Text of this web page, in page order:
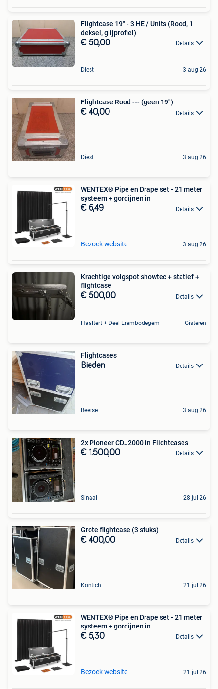
Flightcase 19" - 3 HE / Units (Rood, 1
deksel, glijprofiel)
€ 50,00 Details
Diest 3 aug 26
Flightcase Rood --- (geen 19")
€ 40,00 Details
Diest 3 aug 26
WENTEX® Pipe en Drape set - 21 meter
systeem + gordijnen in
€ 6,49 Details
Bezoek website 3 aug 26
Krachtige volgspot showtec + statief +
flightcase
€ 500,00 Details
Haaltert + Deel Erembodegem Gisteren
Flightcases
Bieden Details
Beerse 3 aug 26
2x Pioneer CDJ2000 in Flightcases
€ 1.500,00 Details
Sinaai 28 jul 26
Grote flightcase (3 stuks)
€ 400,00 Details
Kontich 21 jul 26
WENTEX® Pipe en Drape set - 21 meter
systeem + gordijnen in
€ 5,30 Details
Bezoek website 21 jul 26